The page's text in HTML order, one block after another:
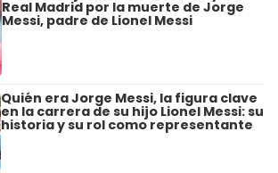
Real Madrid por la muerte de Jorge
Messi, padre de Lionel Messi
Quién era Jorge Messi, la figura clave
en la carrera de su hijo Lionel Messi: su
historia y su rol como representante